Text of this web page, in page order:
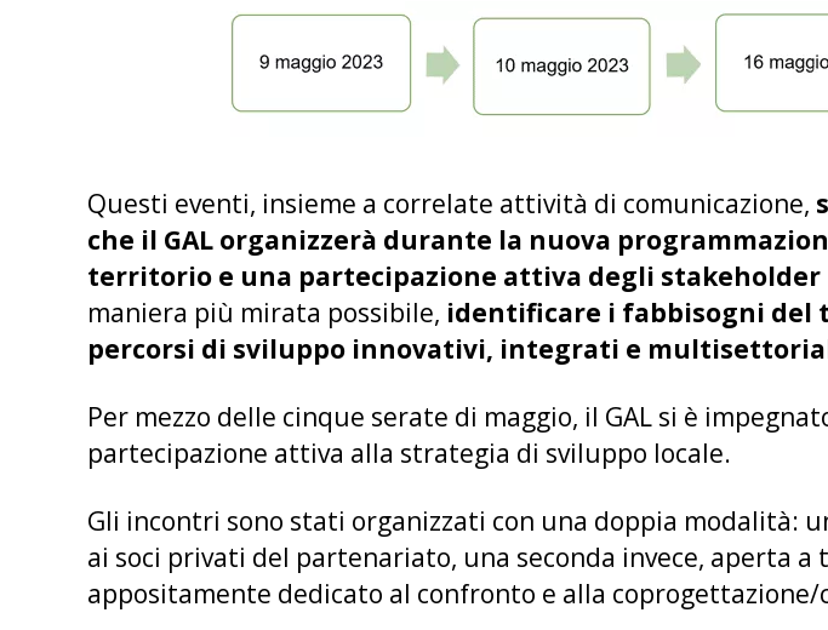
Questi eventi, insieme a correlate attività di comunicazione,
che il GAL organizzerà durante la nuova
territorio e una partecipazione attiva degli stakeholder
maniera più mirata possibile, identificare i fabbisogni
percorsi di sviluppo innovativi, integrati e
Per mezzo delle cinque serate di maggio, il GAL si è
partecipazione attiva alla strategia di sviluppo locale.
Gli incontri sono stati organizzati con una doppia modalità:
ai soci privati del partenariato, una seconda invece, aperta
appositamente dedicato al confronto e alla coprogettazione/